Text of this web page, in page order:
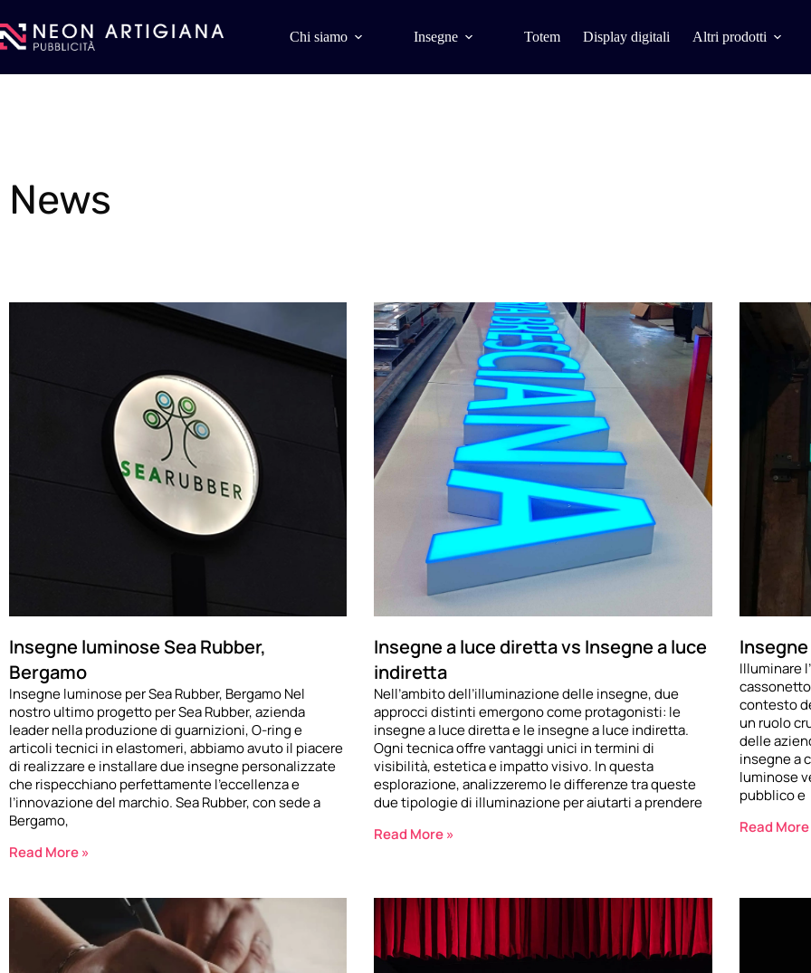
Chi siamo Insegne Totem Display digitali Altri prodotti
News
Insegne luminose Sea Rubber,
Bergamo
Insegne luminose per Sea Rubber, Bergamo Nel
nostro ultimo progetto per Sea Rubber, azienda
leader nella produzione di guarnizioni, O-ring e
articoli tecnici in elastomeri, abbiamo avuto il piacere
di realizzare e installare due insegne personalizzate
che rispecchiano perfettamente l’eccellenza e
l’innovazione del marchio. Sea Rubber, con sede a
Bergamo,
Read More »
Insegne a luce diretta vs Insegne a luce
indiretta
Nell’ambito dell’illuminazione delle insegne, due
approcci distinti emergono come protagonisti: le
insegne a luce diretta e le insegne a luce indiretta.
Ogni tecnica offre vantaggi unici in termini di
visibilità, estetica e impatto visivo. In questa
esplorazione, analizzeremo le differenze tra queste
due tipologie di illuminazione per aiutarti a prendere
Read More »
Illuminare
contesto
un ruolo
delle
insegne a
luminose
pubblico e
Read